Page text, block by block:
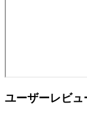
ユーザーレビュ